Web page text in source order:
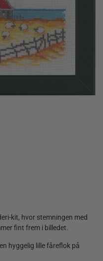
kit, hvor stemningen med
fint frem i billedet.
hyggelig lille fåreflok på